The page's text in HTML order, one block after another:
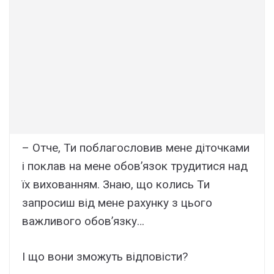
– Отче, Ти поблагословив мене діточками
і поклав на мене обов’язок трудитися над
їх вихованням. Знаю, що колись Ти
запросиш від мене рахунку з цього
важливого обов’язку…
І що вони зможуть відповісти?